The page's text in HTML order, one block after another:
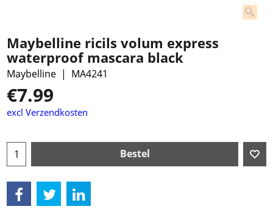
Maybelline ricils volum express
waterproof mascara black
Maybelline MA4241
€7.99
excl Verzendkosten
Bestel